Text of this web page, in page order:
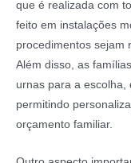
que é realizada com
feito em instalações
procedimentos sejam
Além disso, as
urnas para a escolha,
permitindo
orçamento familiar.